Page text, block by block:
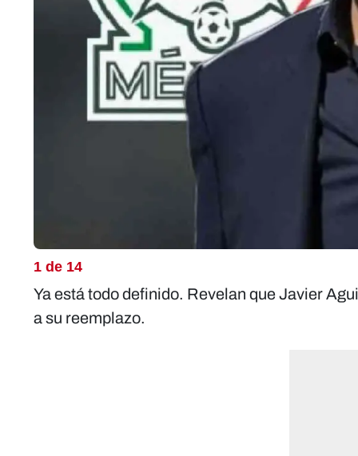
1 de 14
Ya está todo definido. Revelan que Javier
a su reemplazo.